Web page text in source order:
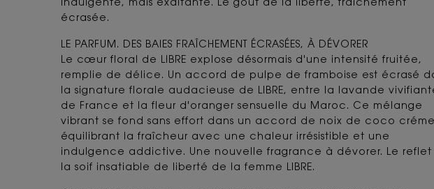
Indulgente, mais exaltante. Le goût de la liberté, fraîchement
écrasée.​
LE PARFUM. DES BAIES FRAÎCHEMENT ÉCRASÉES, À DÉVORER ​
Le cœur floral de LIBRE explose désormais d'une intensité fruitée,
remplie de délice. Un accord de pulpe de framboise est écrasé
la signature florale audacieuse de LIBRE, entre la lavande
de France et la fleur d'oranger sensuelle du Maroc. Ce mélange
vibrant se fond sans effort dans un accord de noix de coco
équilibrant la fraîcheur avec une chaleur irrésistible et une
indulgence addictive. Une nouvelle fragrance à dévorer. Le reflet
la soif insatiable de liberté de la femme LIBRE.​